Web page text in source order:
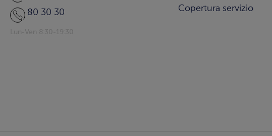
80 30 30
Copertura servizio